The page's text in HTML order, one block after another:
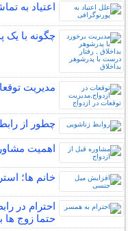
اعتیاد به
چگونه با یک
مدیریت
چطور از
اهمیت
خانم ها؛
احترام در
حتما زوج ها